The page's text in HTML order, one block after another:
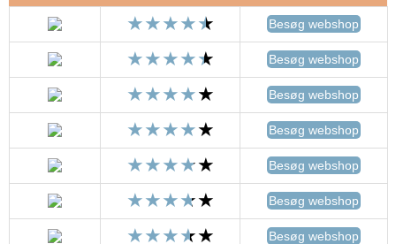
Besøg webshop
Besøg webshop
Besøg webshop
Besøg webshop
Besøg webshop
Besøg webshop
Besøg webshop